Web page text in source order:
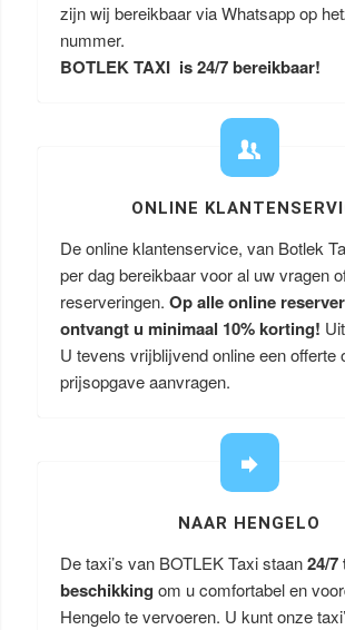
zijn wij bereikbaar via Whatsapp op
nummer.
BOTLEK TAXI is 24/7 bereikbaar!
ONLINE
De online klantenservice, van Botlek
per dag bereikbaar voor al uw vragen
reserveringen. Op alle online
ontvangt u minimaal 10% korting!
U tevens vrijblijvend online een offerte
prijsopgave aanvragen.
NAAR HENGELO
De taxi’s van BOTLEK Taxi staan24/
beschikking om u comfortabel en
Hengelo te vervoeren. U kunt onze